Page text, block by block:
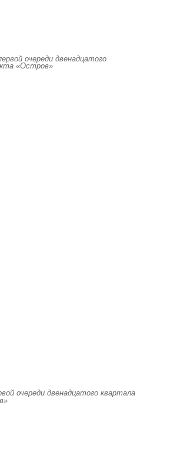
очереди двенадцатого
«Остров»
очереди двенадцатого квартала